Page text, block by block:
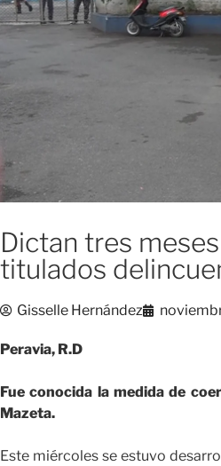
Dictan tres
titulados
Gisselle Hernández
Peravia, R.D
Fue conocida la medida de
Mazeta.
Este miércoles se estuvo